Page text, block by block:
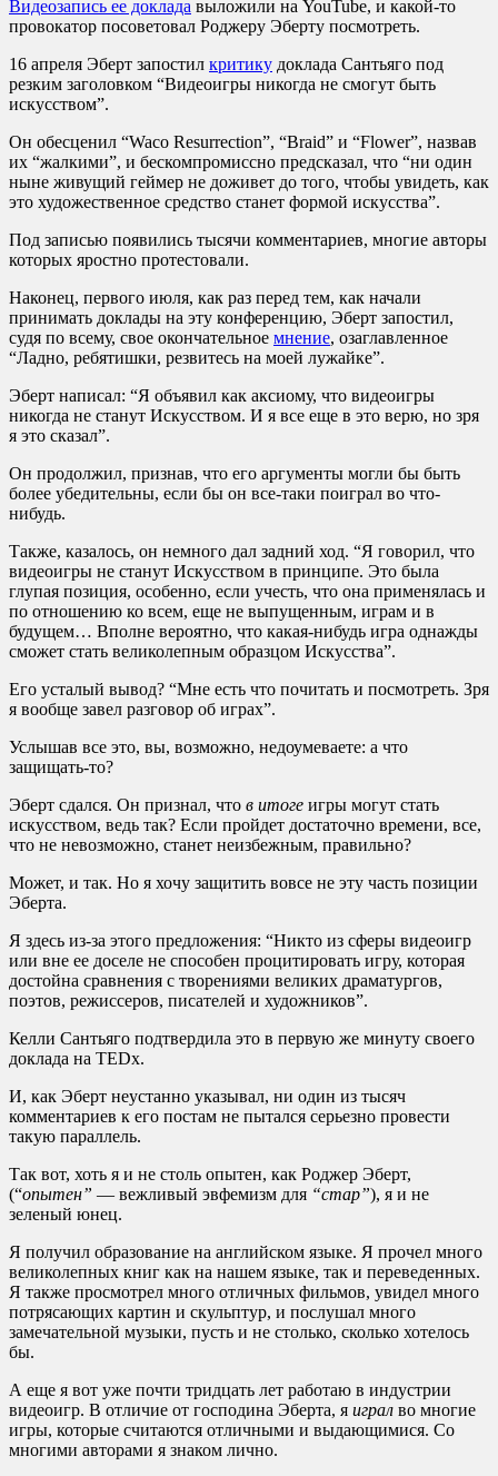
Видеозапись ее доклада выложили на YouTube, и какой-то
провокатор посоветовал Роджеру Эберту посмотреть.
16 апреля Эберт запостил критику доклада Сантьяго под
резким заголовком “Видеоигры никогда не смогут быть
искусством”.
Он обесценил “Waco Resurrection”, “Braid” и “Flower”, назвав
их “жалкими”, и бескомпромиссно предсказал, что “ни один
ныне живущий геймер не доживет до того, чтобы увидеть, как
это художественное средство станет формой искусства”.
Под записью появились тысячи комментариев, многие авторы
которых яростно протестовали.
Наконец, первого июля, как раз перед тем, как начали
принимать доклады на эту конференцию, Эберт запостил,
судя по всему, свое окончательное мнение, озаглавленное
“Ладно, ребятишки, резвитесь на моей лужайке”.
Эберт написал: “Я объявил как аксиому, что видеоигры
никогда не станут Искусством. И я все еще в это верю, но зря
я это сказал”.
Он продолжил, признав, что его аргументы могли бы быть
более убедительны, если бы он все-таки поиграл во что-
нибудь.
Также, казалось, он немного дал задний ход. “Я говорил, что
видеоигры не станут Искусством в принципе. Это была
глупая позиция, особенно, если учесть, что она применялась и
по отношению ко всем, еще не выпущенным, играм и в
будущем… Вполне вероятно, что какая-нибудь игра однажды
сможет стать великолепным образцом Искусства”.
Его усталый вывод? “Мне есть что почитать и посмотреть. Зря
я вообще завел разговор об играх”.
Услышав все это, вы, возможно, недоумеваете: а что
защищать-то?
Эберт сдался. Он признал, что в итоге игры могут стать
искусством, ведь так? Если пройдет достаточно времени, все,
что не невозможно, станет неизбежным, правильно?
Может, и так. Но я хочу защитить вовсе не эту часть позиции
Эберта.
Я здесь из-за этого предложения: “Никто из сферы видеоигр
или вне ее доселе не способен процитировать игру, которая
достойна сравнения с творениями великих драматургов,
поэтов, режиссеров, писателей и художников”.
Келли Сантьяго подтвердила это в первую же минуту своего
доклада на TEDx.
И, как Эберт неустанно указывал, ни один из тысяч
комментариев к его постам не пытался серьезно провести
такую параллель.
Так вот, хоть я и не столь опытен, как Роджер Эберт,
(“опытен” — вежливый эвфемизм для “стар”), я и не
зеленый юнец.
Я получил образование на английском языке. Я прочел много
великолепных книг как на нашем языке, так и переведенных.
Я также просмотрел много отличных фильмов, увидел много
потрясающих картин и скульптур, и послушал много
замечательной музыки, пусть и не столько, сколько хотелось
бы.
А еще я вот уже почти тридцать лет работаю в индустрии
видеоигр. В отличие от господина Эберта, я играл во многие
игры, которые считаются отличными и выдающимися. Со
многими авторами я знаком лично.